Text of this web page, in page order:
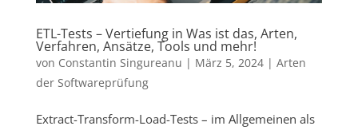
ETL-Tests – Vertiefung in Was ist das, Arten,
Verfahren, Ansätze, Tools und mehr!
von Constantin Singureanu | März 5, 2024| Arten
der Softwareprüfung
Extract-Transform-Load-Tests – im Allgemeinen als